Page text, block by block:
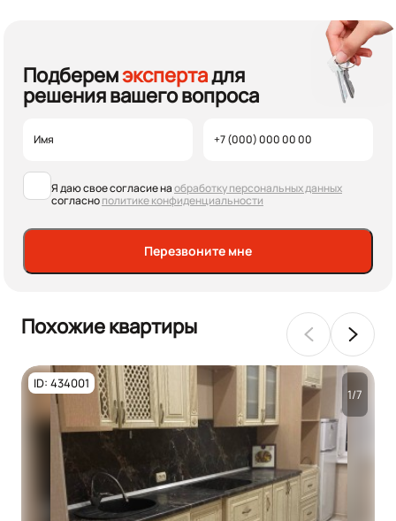
Подберемэкспертадля
решения вашего вопроса
Я даю свое согласие наобработку персональных данных
согласнополитике конфиденциальности
Перезвоните мне
Похожие квартиры
ID: 434001
1/7